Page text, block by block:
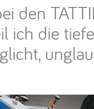
den
ich die